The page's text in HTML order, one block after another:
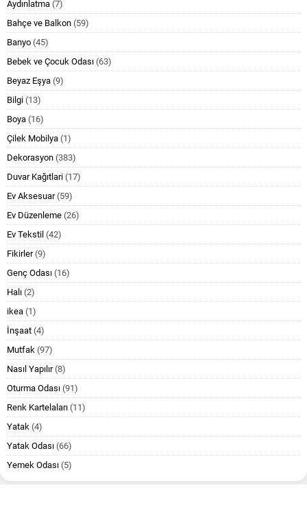
Aydınlatma (7)
Bahçe ve Balkon (59)
Banyo (45)
Bebek ve Çocuk Odası (63)
Beyaz Eşya (9)
Bilgi (13)
Boya (16)
Çilek Mobilya (1)
Dekorasyon (383)
Duvar Kağıtlari (17)
Ev Aksesuar(59)
Ev Düzenleme (26)
Ev Tekstil (42)
Fikirler(9)
Genç Odası (16)
Halı (2)
ikea (1)
İnşaat (4)
Mutfak (97)
Nasıl Yapılır(8)
Oturma Odası (91)
Renk Kartelaları (11)
Yatak (4)
Yatak Odası (66)
Yemek Odası (5)